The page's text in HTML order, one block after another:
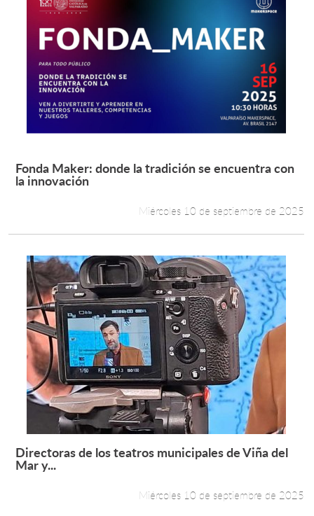
Leer más +
Fonda Maker: donde la tradición se encuentra con
la innovación
Miércoles 10 de septiembre de 2025
Leer más +
Directoras de los teatros municipales de Viña del
Mar y...
Miércoles 10 de septiembre de 2025